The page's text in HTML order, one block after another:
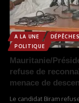
A LA UNE DÉPÊCHES
POLITIQUE
Mauritanie/
refuse de
menace de
Le candidat Biram